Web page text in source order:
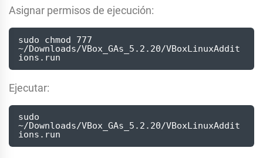
Asignar permisos de ejecución:
sudo chmod 777
~/Downloads/VBox_GAs_5.2.20/VBoxLinuxAddit
ions.run
Ejecutar:
sudo
~/Downloads/VBox_GAs_5.2.20/VBoxLinuxAddit
ions.run